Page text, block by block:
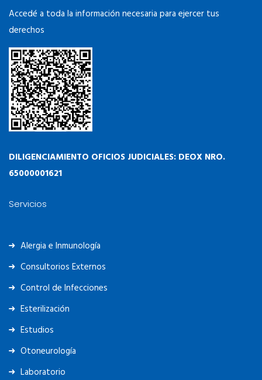
Accedé a toda la información necesaria para ejercer tus
derechos
DILIGENCIAMIENTO OFICIOS JUDICIALES: DEOX NRO.
65000001621
Servicios
Alergia e Inmunología
Consultorios Externos
Control de Infecciones
Esterilización
Estudios
Otoneurología
Laboratorio